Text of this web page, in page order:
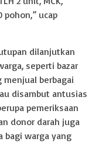
pohon,” ucap
dilanjutkan
seperti bazar
menjual berbagai
disambut antusias
pemeriksaan
donor darah juga
bagi warga yang